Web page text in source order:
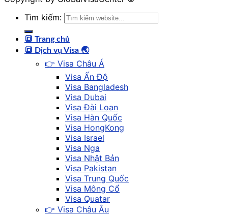
Tìm kiếm:
🔳 Trang chủ
🔳 Dịch vụ Visa 🌏
👉 Visa Châu Á
Visa Ấn Độ
Visa Bangladesh
Visa Dubai
Visa Đài Loan
Visa Hàn Quốc
Visa HongKong
Visa Israel
Visa Nga
Visa Nhật Bản
Visa Pakistan
Visa Trung Quốc
Visa Mông Cổ
Visa Quatar
👉 Visa Châu Âu